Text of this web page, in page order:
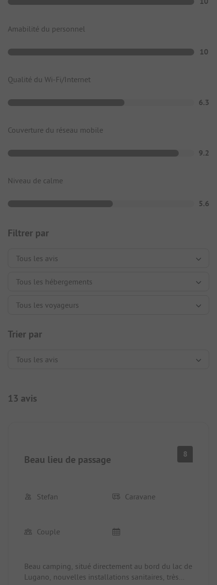
Amabilité du personnel
10
Qualité du Wi-Fi/Internet
6.3
Couverture du réseau mobile
9.2
Niveau de calme
5.6
Filtrer par
Trier par
13 avis
Beau lieu de passage 8
Stefan Caravane
Couple
Beau camping, situé directement au bord du lac de
Lugano, nouvelles installations sanitaires, très